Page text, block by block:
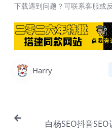
下载遇到问题？可联系客服或
Harry
白杨SEO抖音